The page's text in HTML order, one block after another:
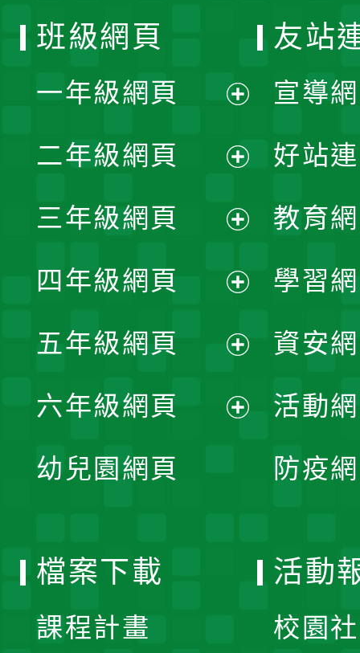
班級網頁
一年級網頁
開
選
單
二年級網頁
開
選
單
三年級網頁
開
選
單
四年級網頁
開
選
五年級網頁
開
六年級網頁
幼兒園網頁
友站
宣導
好站
教育
學習
資安
活動
防疫
檔案下載
課程計畫
活動
校園